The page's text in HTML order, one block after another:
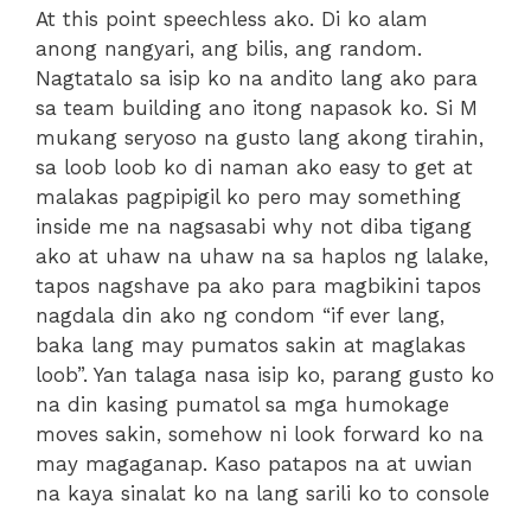
At this point speechless ako. Di ko alam
anong nangyari, ang bilis, ang random.
Nagtatalo sa isip ko na andito lang ako para
sa team building ano itong napasok ko. Si M
mukang seryoso na gusto lang akong tirahin,
sa loob loob ko di naman ako easy to get at
malakas pagpipigil ko pero may something
inside me na nagsasabi why not diba tigang
ako at uhaw na uhaw na sa haplos ng lalake,
tapos nagshave pa ako para magbikini tapos
nagdala din ako ng condom “if ever lang,
baka lang may pumatos sakin at maglakas
loob”. Yan talaga nasa isip ko, parang gusto ko
na din kasing pumatol sa mga humokage
moves sakin, somehow ni look forward ko na
may magaganap. Kaso patapos na at uwian
na kaya sinalat ko na lang sarili ko to console